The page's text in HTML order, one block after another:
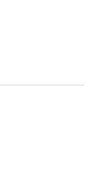
und
in den Ecken.